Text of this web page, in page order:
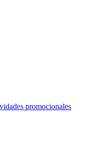
promocionales